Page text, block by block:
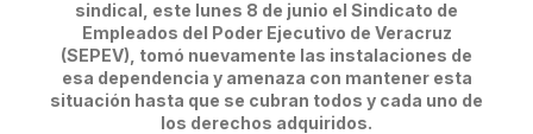
sindical, este lunes 8 de junio el Sindicato de
Empleados del Poder Ejecutivo de Veracruz
(SEPEV), tomó nuevamente las instalaciones de
esa dependencia y amenaza con mantener esta
situación hasta que se cubran todos y cada uno de
los derechos adquiridos.